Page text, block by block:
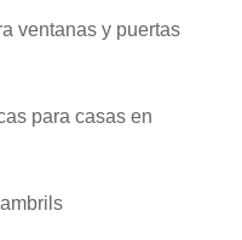
ventanas y puertas
para casas en